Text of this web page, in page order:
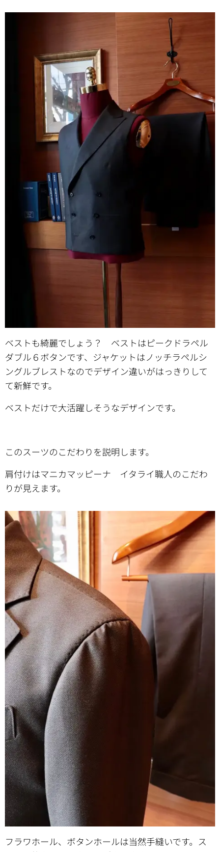
ベストも綺麗でしょう？ ベストはピークドラペル
ダブル６ボタンです、ジャケットはノッチラペルシ
ングルブレストなのでデザイン違いがはっきりして
て新鮮です。
ベストだけで大活躍しそうなデザインです。
このスーツのこだわりを説明します。
肩付けはマニカマッピーナ イタライ職人のこだわ
りが見えます。
フラワホール、ボタンホールは当然手縫いです。ス